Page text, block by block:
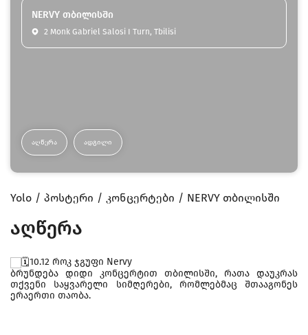
NERVY თბილისში
2 Monk Gabriel Salosi I Turn, Tbilisi
ᲐᲦᲬᲔᲠᲐ ᲐᲓᲒᲘᲚᲘ
Yolo პოსტერი კონცერტები NERVY თბილისში
აღწერა
10.12 როკ ჯგუფი Nervy
ბრუნდება დიდი კონცერტით თბილისში, რათა დაუკრას
თქვენი საყვარელი სიმღერები, რომლებმაც შთააგონეს
ერაერთი თაობა.